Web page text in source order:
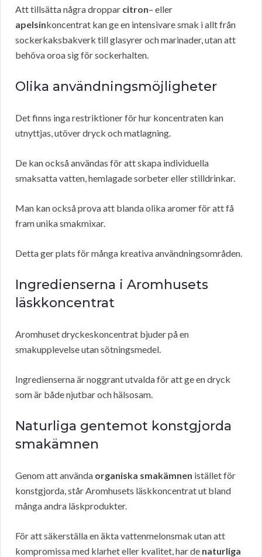
Att tillsätta några droppar citron– eller
apelsinkoncentrat kan ge en intensivare smak i allt från
sockerkaksbakverk till glasyrer och marinader, utan att
behöva oroa sig för sockerhalten.
Olika användningsmöjligheter
Det finns inga restriktioner för hur koncentraten kan
utnyttjas, utöver dryck och matlagning.
De kan också användas för att skapa individuella
smaksatta vatten, hemlagade sorbeter eller stilldrinkar.
Man kan också prova att blanda olika aromer för att få
fram unika smakmixar.
Detta ger plats för många kreativa användningsområden.
Ingredienserna i Aromhusets
läskkoncentrat
Aromhuset dryckeskoncentrat bjuder på en
smakupplevelse utan sötningsmedel.
Ingredienserna är noggrant utvalda för att ge en dryck
som är både njutbar och hälsosam.
Naturliga gentemot konstgjorda
smakämnen
Genom att använda organiska smakämnen istället för
konstgjorda, står Aromhusets läskkoncentrat ut bland
många andra läskprodukter.
För att säkerställa en äkta vattenmelonsmak utan att
kompromissa med klarhet eller kvalitet, har de naturliga